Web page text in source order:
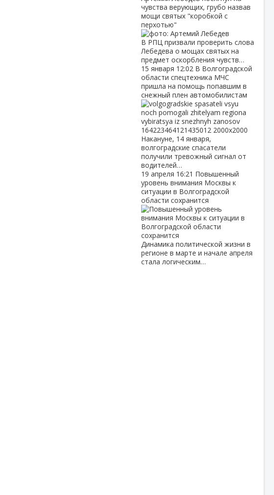
чувства верующих, грубо назвав
мощи святых "коробкой с
перхотью"
В РПЦ призвали проверить слова
Лебедева о мощах святых на
предмет оскорбления чувств…
15 января 12:02 В Волгоградской
области спецтехника МЧС
пришла на помощь попавшим в
снежный плен автомобилистам
Накануне, 14 января,
волгоградские спасатели
получили тревожный сигнал от
водителей…
19 апреля 16:21 Повышенный
уровень внимания Москвы к
ситуации в Волгоградской
области сохранится
Динамика политической жизни в
регионе в марте и начале апреля
стала логическим…